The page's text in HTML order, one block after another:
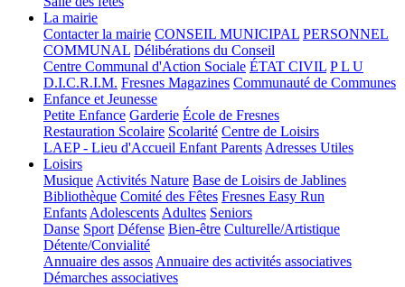
La mairie
Contacter la mairie CONSEIL MUNICIPAL PERSONNEL
COMMUNAL Délibérations du Conseil
Centre Communal d'Action Sociale ÉTAT CIVIL P L U
D.I.C.R.I.M. Fresnes Magazines Communauté de Communes
Enfance et Jeunesse
Petite Enfance Garderie École de Fresnes
Restauration Scolaire Scolarité Centre de Loisirs
LAEP - Lieu d'Accueil Enfant ParentsAdresses Utiles
Loisirs
MusiqueActivités Nature Base de Loisirs de Jablines
Bibliothèque Comité des Fêtes Fresnes Easy Run
EnfantsAdolescentsAdultes Seniors
Danse Sport Défense Bien-être Culturelle/Artistique
Détente/Convialité
Annuaire des assosAnnuaire des activités associatives
Démarches associatives